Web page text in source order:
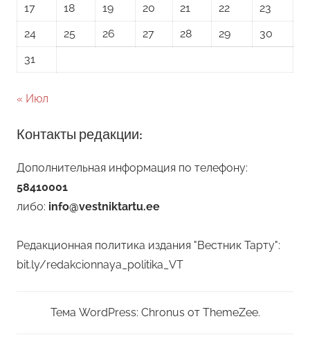
17
18 19 20 21 22
23
24
25 26 27 28 29
30
31
« Июл
Контакты редакции:
Дополнительная информация по телефону:
58410001
либо: info@vestniktartu.ee
Редакционная политика издания "Вестник Тарту":
bit.ly/redakcionnaya_politika_VT
Тема WordPress: Chronus от ThemeZee.